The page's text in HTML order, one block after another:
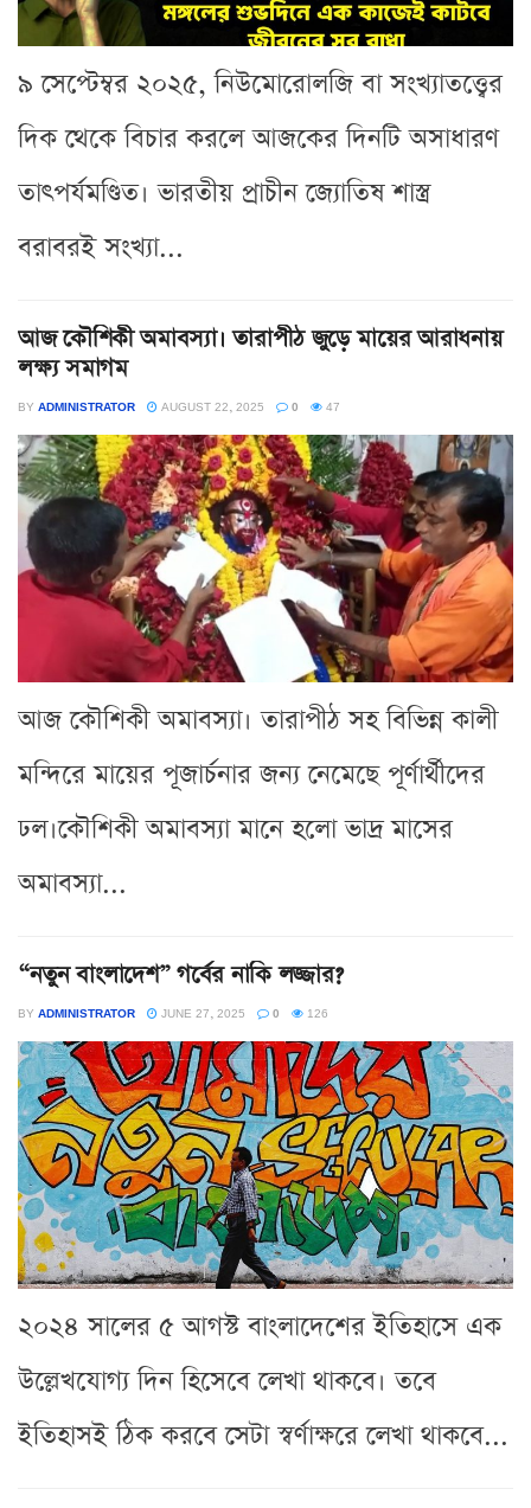
৯ সেপ্টেম্বর ২০২৫, নিউমোরোলজি বা সংখ্যাতত্ত্বের
দিক থেকে বিচার করলে আজকের দিনটি অসাধারণ
তাৎপর্যমণ্ডিত। ভারতীয় প্রাচীন জ্যোতিষ শাস্ত্র
বরাবরই সংখ্যা...
আজ কৌশিকী অমাবস্যা। তারাপীঠ জুড়ে মায়ের আরাধনায়
লক্ষ্য সমাগম
BY ADMINISTRATOR AUGUST 22, 2025 0 47
আজ কৌশিকী অমাবস্যা। তারাপীঠ সহ বিভিন্ন কালী
মন্দিরে মায়ের পূজার্চনার জন্য নেমেছে পূর্ণার্থীদের
ঢল।কৌশিকী অমাবস্যা মানে হলো ভাদ্র মাসের
অমাবস্যা...
“নতুন বাংলাদেশ” গর্বের নাকি লজ্জার?
BY ADMINISTRATOR JUNE 27, 2025 0 126
২০২৪ সালের ৫ আগস্ট বাংলাদেশের ইতিহাসে এক
উল্লেখযোগ্য দিন হিসেবে লেখা থাকবে। তবে
ইতিহাসই ঠিক করবে সেটা স্বর্ণাক্ষরে লেখা থাকবে...